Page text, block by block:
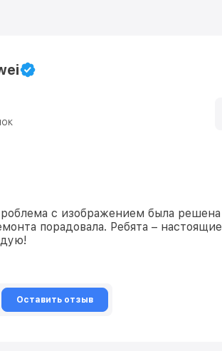
с изображением была решена
порадовала. Ребята – настоящие
Оставить отзыв